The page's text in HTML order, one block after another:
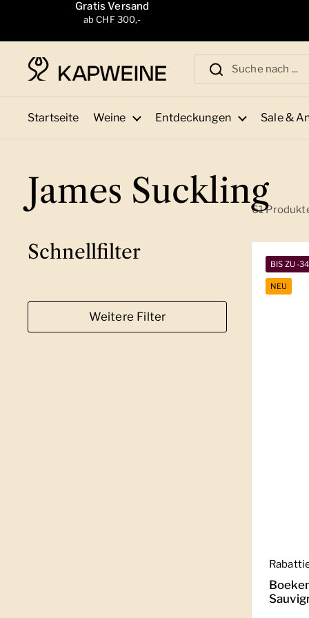
Zum Inhalt springenGratis Versand
ab CHF 300,-
Startseite Weine Entdeckungen Sale &
James Suckling
Schnellfilter
Weitere Filter
61
BIS ZU -
NEU